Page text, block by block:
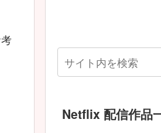
Netflix 配信作品